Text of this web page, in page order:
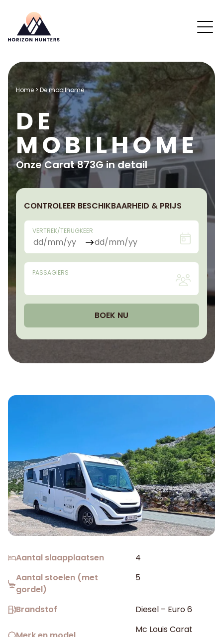
Home > De mobilhome
DE
MOBILHOME
Onze Carat 873G in detail
CONTROLEER BESCHIKBAARHEID & PRIJS
VERTREK/TERUGKEER
PASSAGIERS
BOEK NU
Aantal slaapplaatsen
4
Aantal stoelen (met
gordel)
5
Brandstof Diesel – Euro 6
Mc Louis Carat